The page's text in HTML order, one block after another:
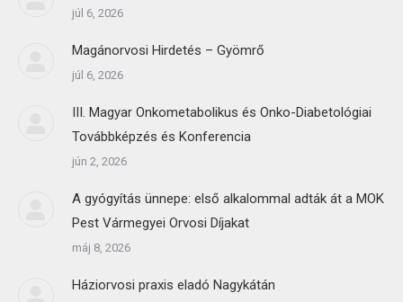
júl 6, 2026
Magánorvosi Hirdetés – Gyömrő
júl 6, 2026
III. Magyar Onkometabolikus és Onko-Diabetológiai
Továbbképzés és Konferencia
jún 2, 2026
A gyógyítás ünnepe: első alkalommal adták át a MOK
Pest Vármegyei Orvosi Díjakat
máj 8, 2026
Háziorvosi praxis eladó Nagykátán